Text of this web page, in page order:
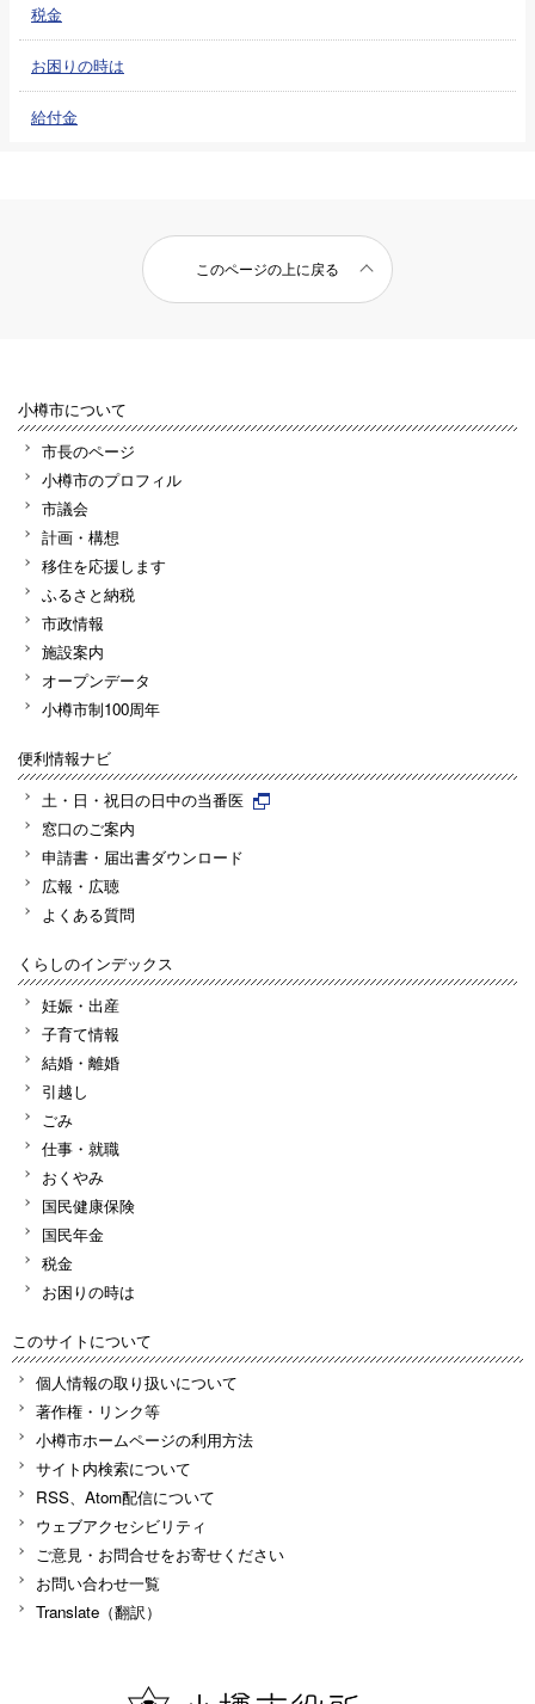
税金
お困りの時は
給付金
このページの上に戻る
小樽市について
市長のページ
小樽市のプロフィル
市議会
計画・構想
移住を応援します
ふるさと納税
市政情報
施設案内
オープンデータ
小樽市制100周年
便利情報ナビ
土・日・祝日の日中の当番医
窓口のご案内
申請書・届出書ダウンロード
広報・広聴
よくある質問
くらしのインデックス
妊娠・出産
子育て情報
結婚・離婚
引越し
ごみ
仕事・就職
おくやみ
国民健康保険
国民年金
税金
お困りの時は
このサイトについて
個人情報の取り扱いについて
著作権・リンク等
小樽市ホームページの利用方法
サイト内検索について
RSS、Atom配信について
ウェブアクセシビリティ
ご意見・お問合せをお寄せください
お問い合わせ一覧
Translate（翻訳）